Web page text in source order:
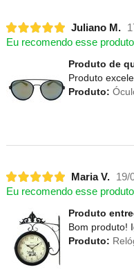
Juliano M.
Eu recomendo esse
Produto de
Produto
Produto:
Maria V.
19/
Eu recomendo esse
Produto
Bom produto!
Produto: